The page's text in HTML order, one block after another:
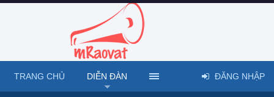
TRANG CHỦ DIỄN ĐÀN ĐĂNG NHẬP